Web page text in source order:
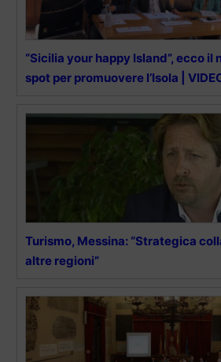
“Sicilia your happy Island”, ecco il
spot per promuovere l’Isola |
Turismo, Messina: “Strategica
altre regioni”